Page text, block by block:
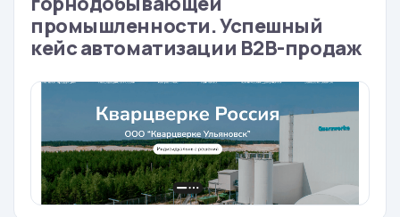
промышленности. Успешный
кейс автоматизации B2B-продаж